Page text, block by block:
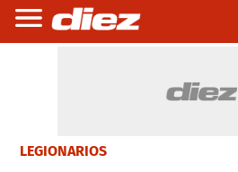
LEGIONARIOS